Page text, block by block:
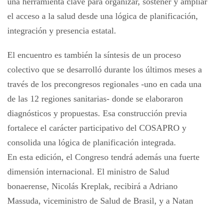
el acceso a la salud desde una lógica de planificación,
integración y presencia estatal.
El encuentro es también la síntesis de un proceso
colectivo que se desarrolló durante los últimos meses a
través de los precongresos regionales -uno en cada una
de las 12 regiones sanitarias- donde se elaboraron
diagnósticos y propuestas. Esa construcción previa
fortalece el carácter participativo del COSAPRO y
consolida una lógica de planificación integrada.
En esta edición, el Congreso tendrá además una fuerte
dimensión internacional. El ministro de Salud
bonaerense, Nicolás Kreplak, recibirá a Adriano
Massuda, viceministro de Salud de Brasil, y a Natan